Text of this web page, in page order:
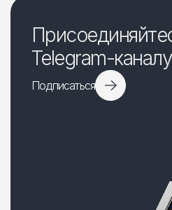
Telegram-каналу
Подписаться